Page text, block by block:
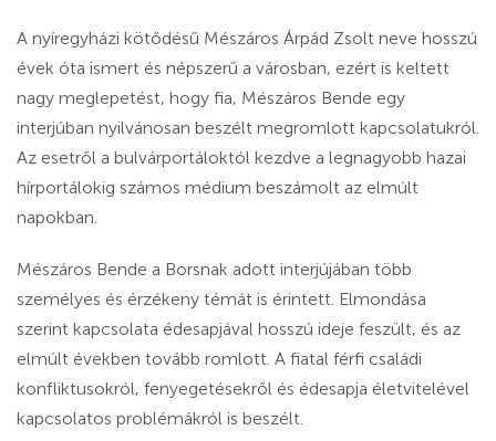
A nyíregyházi kötődésű Mészáros Árpád Zsolt neve hosszú
évek óta ismert és népszerű a városban, ezért is keltett
nagy meglepetést, hogy fia, Mészáros Bende egy
interjúban nyilvánosan beszélt megromlott kapcsolatukról.
Az esetről a bulvárportáloktól kezdve a legnagyobb hazai
hírportálokig számos médium beszámolt az elmúlt
napokban.
Mészáros Bende a Borsnak adott interjújában több
személyes és érzékeny témát is érintett. Elmondása
szerint kapcsolata édesapjával hosszú ideje feszült, és az
elmúlt években tovább romlott. A fiatal férfi családi
konfliktusokról, fenyegetésekről és édesapja életvitelével
kapcsolatos problémákról is beszélt.